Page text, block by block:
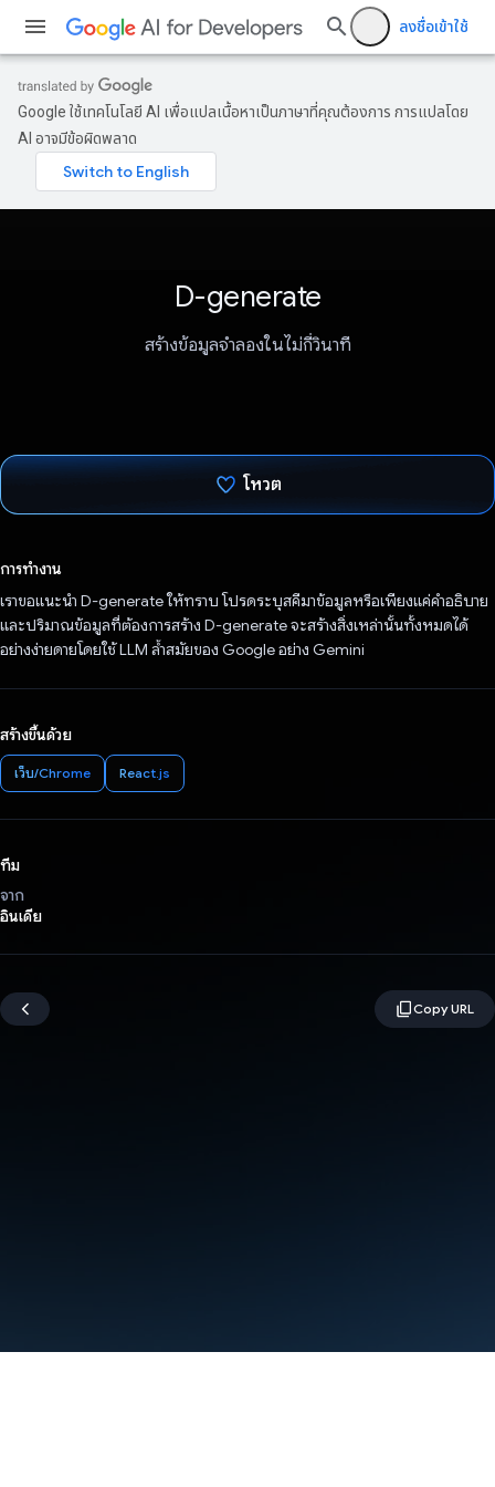
ลงชื่อเข้าใช้
Google ใช้เทคโนโลยี AI เพื่อแปลเนื้อหาเป็นภาษาที่คุณต้องการ การแปลโดย
AI อาจมีข้อผิดพลาด
D-generate
สร้างข้อมูลจำลองในไม่กี่วินาที
โหวต
การทำงาน
เราขอแนะนำ D-generate ให้ทราบ โปรดระบุสคีมาข้อมูลหรือเพียงแค่คำอธิบาย
และปริมาณข้อมูลที่ต้องการสร้าง D-generate จะสร้างสิ่งเหล่านั้นทั้งหมดได้
อย่างง่ายดายโดยใช้ LLM ล้ำสมัยของ Google อย่าง Gemini
สร้างขึ้นด้วย
เว็บ/Chrome React.js
ทีม
จาก
อินเดีย